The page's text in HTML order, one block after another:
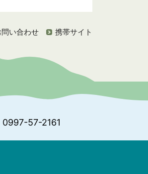
問い合わせ 携帯サイト
0997-57-2161